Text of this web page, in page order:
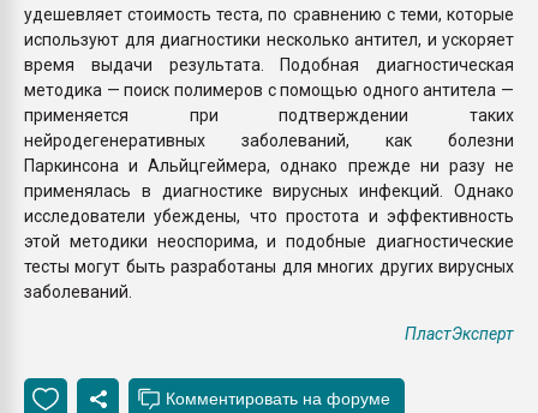
удешевляет стоимость теста, по сравнению с теми, которые
используют для диагностики несколько антител, и ускоряет
время выдачи результата. Подобная диагностическая
методика — поиск полимеров с помощью одного антитела —
применяется при подтверждении таких
нейродегенеративных заболеваний, как болезни
Паркинсона и Альйцгеймера, однако прежде ни разу не
применялась в диагностике вирусных инфекций. Однако
исследователи убеждены, что простота и эффективность
этой методики неоспорима, и подобные диагностические
тесты могут быть разработаны для многих других вирусных
заболеваний.
ПластЭксперт